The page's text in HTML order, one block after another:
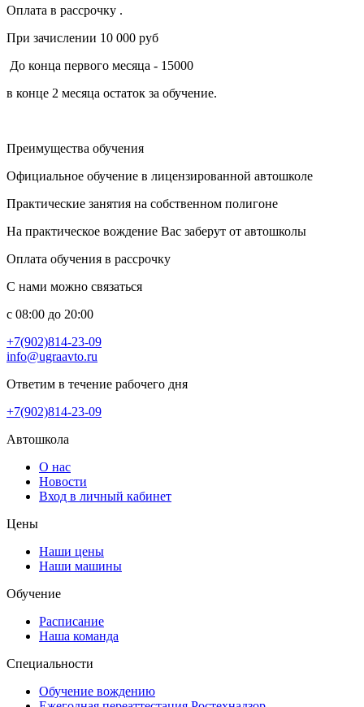
Оплата в рассрочку .
При зачислении 10 000 руб
До конца первого месяца - 15000
в конце 2 месяца остаток за обучение.
Преимущества обучения
Официальное обучение в лицензированной автошколе
Практические занятия на собственном полигоне
На практическое вождение Вас заберут от автошколы
Оплата обучения в рассрочку
С нами можно связаться
с 08:00 до 20:00
+7(902)814-23-09
info@ugraavto.ru
Ответим в течение рабочего дня
+7(902)814-23-09
Автошкола
О нас
Новости
Вход в личный кабинет
Цены
Наши цены
Наши машины
Обучение
Расписание
Наша команда
Специальности
Обучение вождению